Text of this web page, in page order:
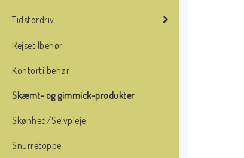
Tidsfordriv
Rejsetilbehør
Kontortilbehør
Skæmt- og gimmick-produkter
Skønhed/Selvpleje
Snurretoppe